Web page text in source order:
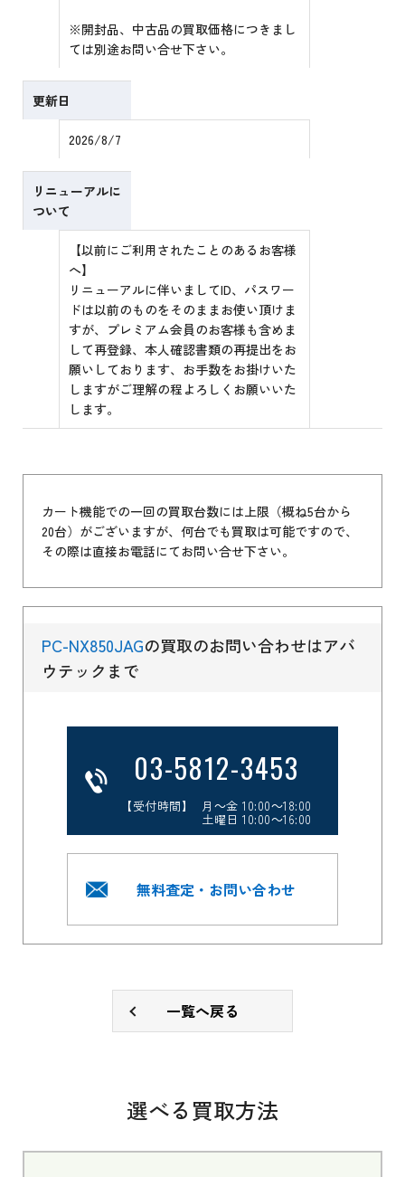
※開封品、中古品の買取価格につきまし
ては別途お問い合せ下さい。
更新日
2026/8/7
リニューアルに
ついて
【以前にご利用されたことのあるお客様
へ】
リニューアルに伴いましてID、パスワー
ドは以前のものをそのままお使い頂けま
すが、プレミアム会員のお客様も含めま
して再登録、本人確認書類の再提出をお
願いしております、お手数をお掛けいた
しますがご理解の程よろしくお願いいた
します。
カート機能での一回の買取台数には上限（概ね5台から
20台）がございますが、何台でも買取は可能ですので、
その際は直接お電話にてお問い合せ下さい。
PC-NX850JAGの買取のお問い合わせはアバ
ウテックまで
03-5812-3453
【受付時間】 月～金 10:00～18:00
土曜日 10:00～16:00
無料査定・お問い合わせ
一覧へ戻る
選べる買取方法